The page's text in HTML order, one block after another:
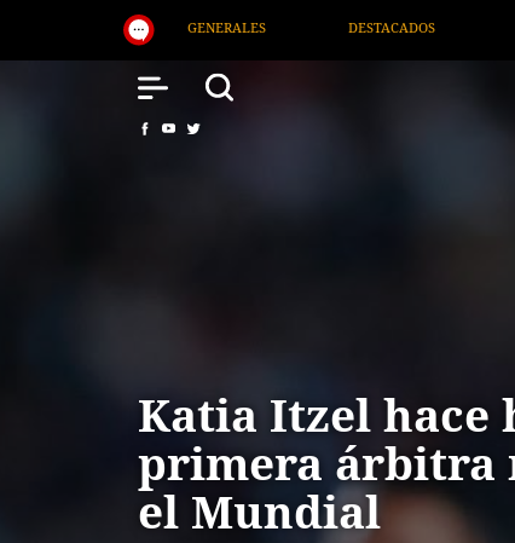
DESTACADOS NACIONAL SALUD
Katia Itzel hace
primera árbitra
el Mundial